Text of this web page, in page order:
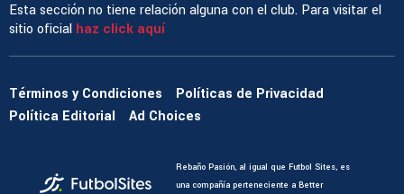
Esta sección no tiene relación alguna con el club. Para visitar el
sitio oficial haz click aquí
Términos y Condiciones
Políticas de Privacidad
Política Editorial
Ad Choices
Rebaño Pasión, al igual que Futbol Sites, es
una compañía perteneciente a Better